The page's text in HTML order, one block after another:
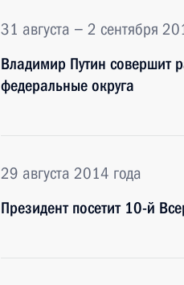
31 августа − 2 сентября
Владимир Путин совершит
федеральные округа
29 августа 2014 года
Президент посетит 10-й